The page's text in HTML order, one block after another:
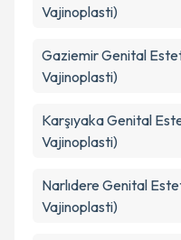
Vajinoplasti)
GaziemirGenital
Vajinoplasti)
KarşıyakaGenital
Vajinoplasti)
Narlıdere Genital
Vajinoplasti)